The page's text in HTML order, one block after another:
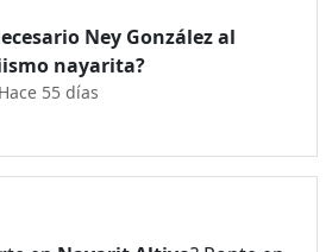
Ney González al
nayarita?
Hace 55 días